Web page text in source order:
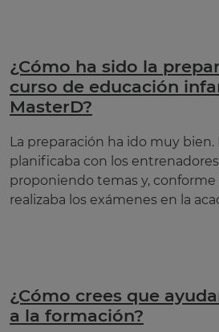
¿Cómo ha sido la
curso de educación
MasterD?
La preparación ha ido muy bien.
planificaba con los
proponiendo temas y, conforme
realizaba los exámenes en la
¿Cómo crees que
a la formación?